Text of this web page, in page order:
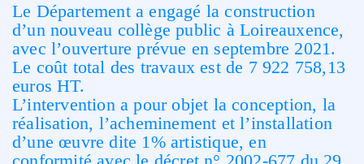
Le Département a engagé la construction
d’un nouveau collège public à Loireauxence,
avec l’ouverture prévue en septembre 2021.
Le coût total des travaux est de 7 922 758,13
euros HT.
L’intervention a pour objet la conception, la
réalisation, l’acheminement et l’installation
d’une œuvre dite 1% artistique, en